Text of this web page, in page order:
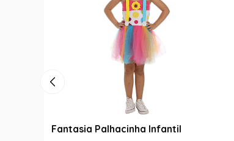
Fantasia Palhacinha Infantil